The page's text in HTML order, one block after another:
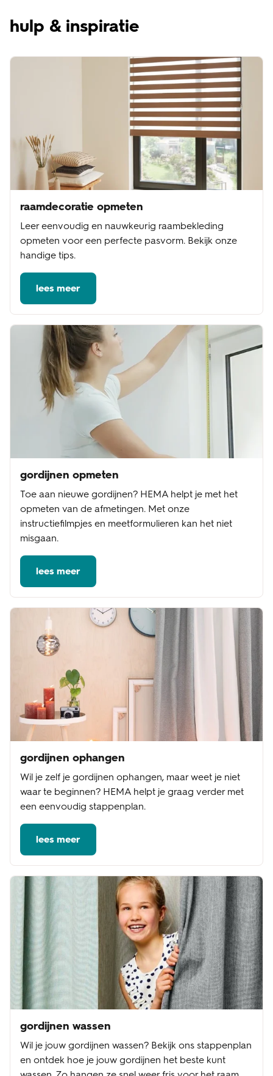
hulp & inspiratie
raamdecoratie opmeten
Leer eenvoudig en nauwkeurig raambekleding
opmeten voor een perfecte pasvorm. Bekijk onze
handige tips.
lees meer
gordijnen opmeten
Toe aan nieuwe gordijnen? HEMA helpt je met het
opmeten van de afmetingen. Met onze
instructiefilmpjes en meetformulieren kan het niet
misgaan.
lees meer
gordijnen ophangen
Wil je zelf je gordijnen ophangen, maar weet je niet
waar te beginnen? HEMA helpt je graag verder met
een eenvoudig stappenplan.
lees meer
gordijnen wassen
Wil je jouw gordijnen wassen? Bekijk ons stappenplan
en ontdek hoe je jouw gordijnen het beste kunt